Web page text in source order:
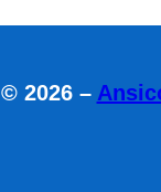
© 2026 –